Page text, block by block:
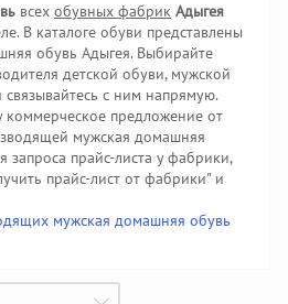
всех обувных фабрик Адыгея
В каталоге обуви представлены
обувь Адыгея. Выбирайте
детской обуви, мужской
с ним напрямую.
коммерческое предложение от
мужская домашняя
запроса прайс-листа у фабрики,
прайс-лист от фабрики" и
мужская домашняя обувь